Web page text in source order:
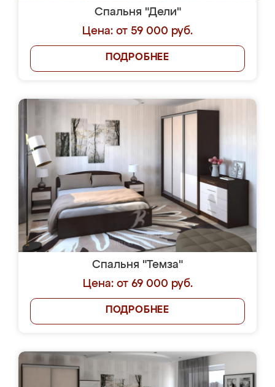
Спальня "Дели"
Цена: от 59 000 руб.
ПОДРОБНЕЕ
Спальня "Темза"
Цена: от 69 000 руб.
ПОДРОБНЕЕ